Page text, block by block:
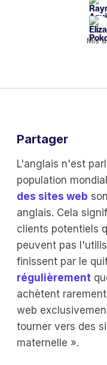
Mis
L'anglais n'est
population
des sites web
anglais. Cela
clients potentiels
peuvent pas
finissent par le
régulièrement
achètent
web
tourner vers des
maternelle ».
Partager